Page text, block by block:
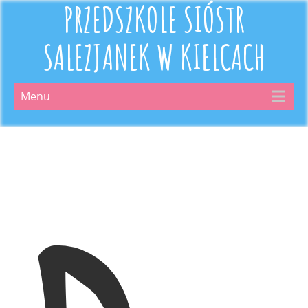
PRZEDSZKOLE SIÓSTR
SALEZJANEK W KIELCACH
Menu